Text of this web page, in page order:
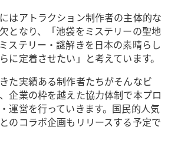
はアトラクション制作者の主体的な
となり、「池袋をミステリーの聖地
ステリー・謎解きを日本の素晴らし
に定着させたい」と考えています。
た実績ある制作者たちがそんなビ
企業の枠を越えた協力体制で本プロ
運営を行っていきます。国民的人気
のコラボ企画もリリースする予定で